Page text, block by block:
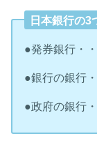
日本銀行の3
●発券銀行・
●銀行の銀行
●政府の銀行